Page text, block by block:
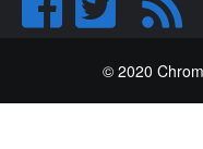
© 2020